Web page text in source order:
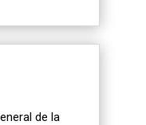
de la